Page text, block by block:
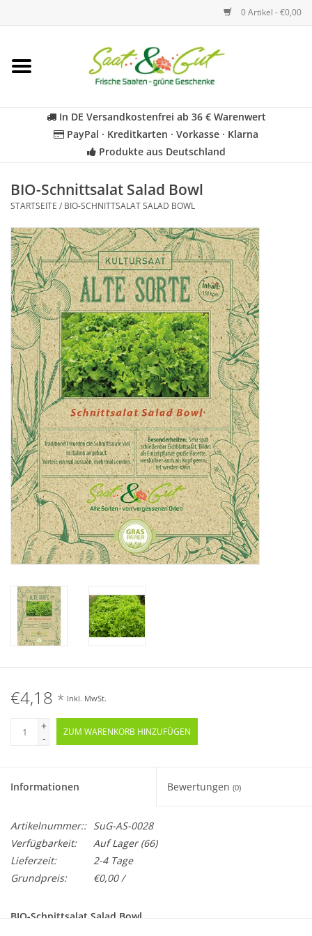
0 Artikel - €0,00
Startseite
Kräuter
Für Kinder
Geschenkideen
Katalog
In DE Versandkostenfrei ab 36 € Warenwert
PayPal · Kreditkarten · Vorkasse · Klarna
Produkte aus Deutschland
BIO-Schnittsalat Salad Bowl
STARTSEITE / BIO-SCHNITTSALAT SALAD BOWL
€4,18 * Inkl. MwSt.
+
-
ZUM WARENKORB HINZUFÜGEN
Informationen Bewertungen (0)
Artikelnummer:: SuG-AS-0028
Verfügbarkeit:
Auf Lager(66)
Lieferzeit:
2-4 Tage
Grundpreis:
€0,00 /
BIO-Schnittsalat Salad Bowl